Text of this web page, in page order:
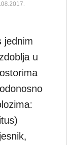
jednim
u